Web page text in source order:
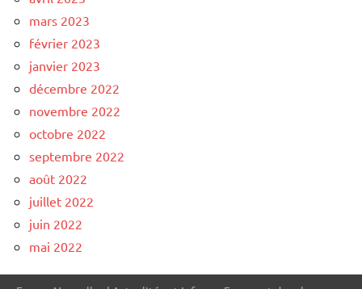
mars 2023
février 2023
janvier 2023
décembre 2022
novembre 2022
octobre 2022
septembre 2022
août 2022
juillet 2022
juin 2022
mai 2022